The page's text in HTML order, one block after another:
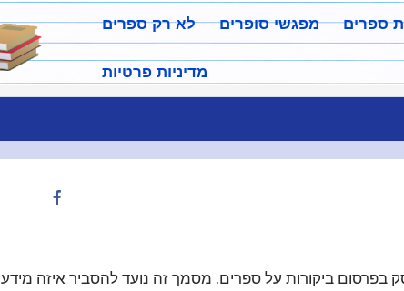
לא רק ספרים מפגשי סופרים ספרים
מדיניות פרטיות
בפרסום ביקורות על ספרים. מסמך זה נועד להסביר איזה מידע